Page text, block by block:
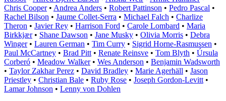
Chris Cooper• Andrea Anders • Robert Pattinson • Pedro Pascal •
Rachel Bilson • Jaume Collet-Serra • Michael Falch • Charlize
Theron • Javier Rey • Harrison Ford • Carole Lombard • Maria
Birkkjær• Shane Dawson • Jane Musky • Olivia Morris • Debra
Winger• Lauren German • Tim Curry • Sigrid Horne-Rasmussen •
Paul McCartney • Brad Pitt • Renate Reinsve • Tom Blyth • Úrsula
Corberó • Meadow Walker• Wes Anderson • Benjamin Wadsworth
• Taylor Zakhar Perez • David Bradley • Marie Agerhäll • Jason
Priestley • Christian Bale • Ruby Rose • Joseph Gordon-Levitt •
Lamar Johnson • Lenny von Dohlen